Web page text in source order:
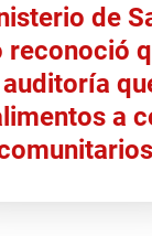
de
reconoció
a